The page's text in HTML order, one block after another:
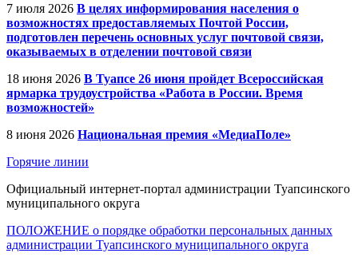
7 июля 2026 В целях информирования населения о
возможностях предоставляемых Почтой России,
подготовлен перечень основных услуг почтовой связи,
оказываемых в отделении почтовой связи
18 июня 2026 В Туапсе 26 июня пройдет Всероссийская
ярмарка трудоустройства «Работа в России. Время
возможностей»
8 июня 2026 Национальная премия «МедиаПоле»
Горячие линии
Официальный интернет-портал администрации Туапсинского
муниципального округа
ПОЛОЖЕНИЕ о порядке обработки персональных данных
администрации Туапсинского муниципального округа